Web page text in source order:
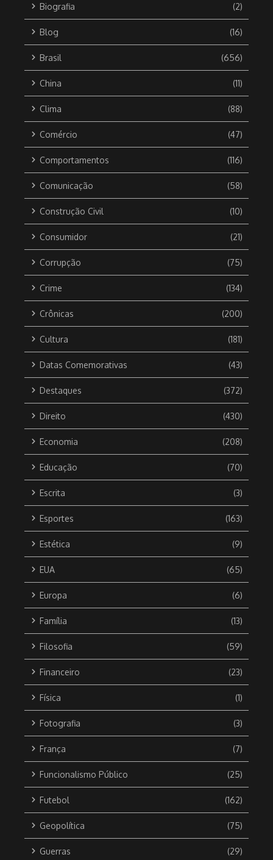
Biografia (2)
Blog (16)
Brasil (656)
China (11)
Clima (88)
Comércio (47)
Comportamentos (116)
Comunicação (58)
Construção Civil (10)
Consumidor (21)
Corrupção (75)
Crime (134)
Crônicas (200)
Cultura (181)
Datas Comemorativas (43)
Destaques (372)
Direito (430)
Economia (208)
Educação (70)
Escrita (3)
Esportes (163)
Estética (9)
EUA (65)
Europa (6)
Família (13)
Filosofia (59)
Financeiro (23)
Física (1)
Fotografia (3)
França (7)
Funcionalismo Público (25)
Futebol (162)
Geopolítica (75)
Guerras (29)